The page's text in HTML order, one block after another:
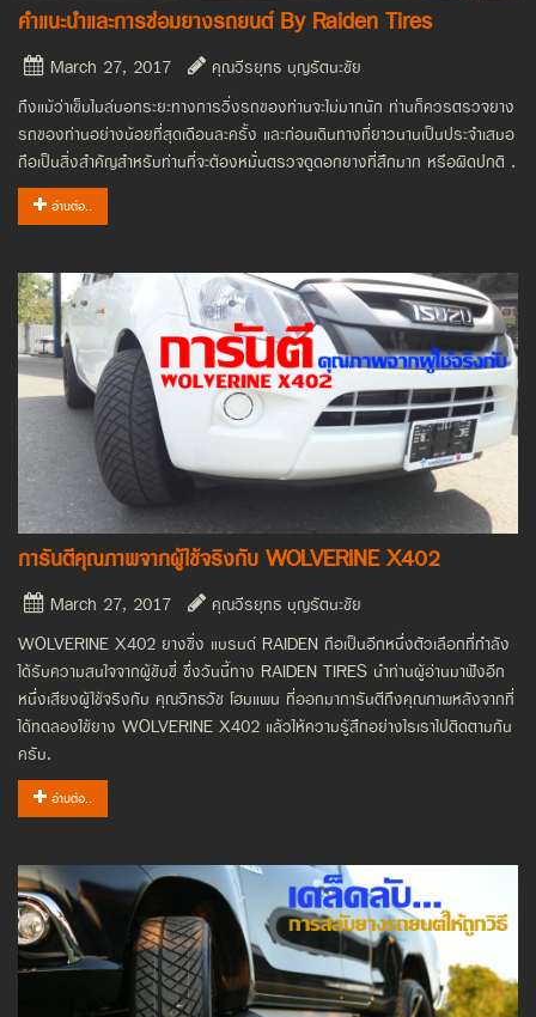
คำแนะนำและการซ่อมยางรถยนต์ By Raiden Tires
March 27, 2017
คุณวีรยุทธ บุญรัตนะชัย
ถึงแม้ว่าเข็มไมล์บอกระยะทางการวิ่งรถของท่านจะไม่มากนัก ท่านก็ควรตรวจยาง
รถของท่านอย่างน้อยที่สุดเดือนละครั้ง และก่อนเดินทางที่ยาวนานเป็นประจำเสมอ
ถือเป็นสิ่งสำคัญสำหรับท่านที่จะต้องหมั่นตรวจดูดอกยางที่สึกมาก หรือผิดปกติ .
อ่านต่อ..
การันตีคุณภาพจากผู้ใช้จริงกับ WOLVERINE X402
March 27, 2017
คุณวีรยุทธ บุญรัตนะชัย
WOLVERINE X402 ยางซิ่ง แบรนด์ RAIDEN ถือเป็นอีกหนึ่งตัวเลือกที่กำลัง
ได้รับความสนใจจากผู้ขับขี่ ซึ่งวันนี้ทาง RAIDEN TIRES นำท่านผู้อ่านมาฟังอีก
หนึ่งเสียงผู้ใช้จริงกับ คุณวิทธวัช โฮมแพน ที่ออกมาการันตีถึงคุณภาพหลังจากที่
ได้ทดลองใช้ยาง WOLVERINE X402 แล้วให้ความรู้สึกอย่างไรเราไปติดตามกัน
ครับ.
อ่านต่อ..